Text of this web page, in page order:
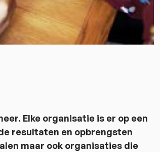
Elke organisatie is er op een
resultaten en opbrengsten
maar ook organisaties die